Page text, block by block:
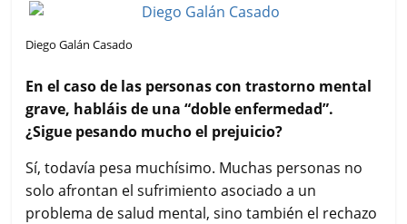
Diego Galán Casado
En el caso de las personas con trastorno mental
grave, habláis de una “doble enfermedad”.
¿Sigue pesando mucho el prejuicio?
Sí, todavía pesa muchísimo. Muchas personas no
solo afrontan el sufrimiento asociado a un
problema de salud mental, sino también el rechazo